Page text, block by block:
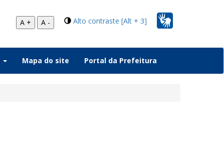
Alto contraste [Alt + 3]
A + A -
Mapa do site Portal da Prefeitura